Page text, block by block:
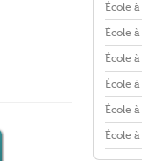
École à
École à
École à
École à
École à
École à